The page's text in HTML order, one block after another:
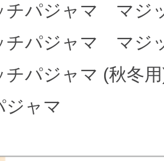
チパジャマ マジ
チパジャマ マジ
チパジャマ (秋冬
ジャマ